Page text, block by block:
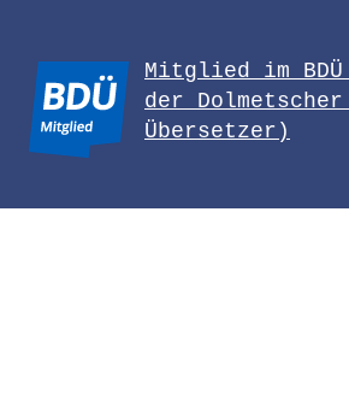
Mitglied im BDÜ
der Dolmetscher
Übersetzer)